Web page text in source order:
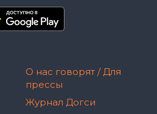
О нас говорят / Для
прессы
Журнал Догси